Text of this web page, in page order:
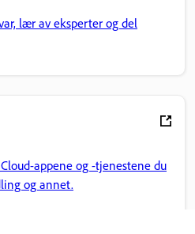
lær av eksperter og del
appene og -tjenestene du
og annet.